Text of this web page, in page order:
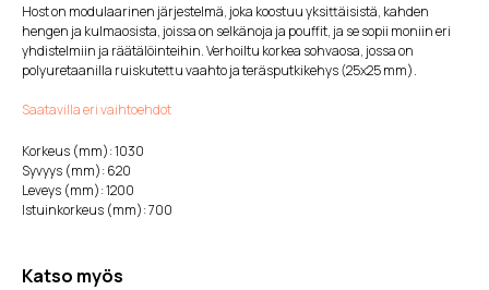
Host on modulaarinen järjestelmä, joka koostuu yksittäisistä, kahden
hengen ja kulmaosista, joissa on selkänoja ja pouffit, ja se sopii moniin eri
yhdistelmiin ja räätälöinteihin. Verhoiltu korkea sohvaosa, jossa on
polyuretaanilla ruiskutettu vaahto ja teräsputkikehys (25x25 mm).
Saatavilla eri vaihtoehdot
Korkeus (mm): 1030
Syvyys (mm): 620
Leveys (mm): 1200
Istuinkorkeus (mm): 700
Katso myös